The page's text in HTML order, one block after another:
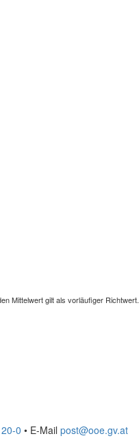
Mittelwert gilt als vorläufiger Richtwert.
0 • E-Mail post@ooe.gv.at